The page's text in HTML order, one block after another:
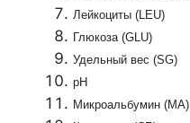
Лейкоциты (LEU)
Глюкоза (GLU)
Удельный вес (SG)
pH
Микроальбумин (MA)